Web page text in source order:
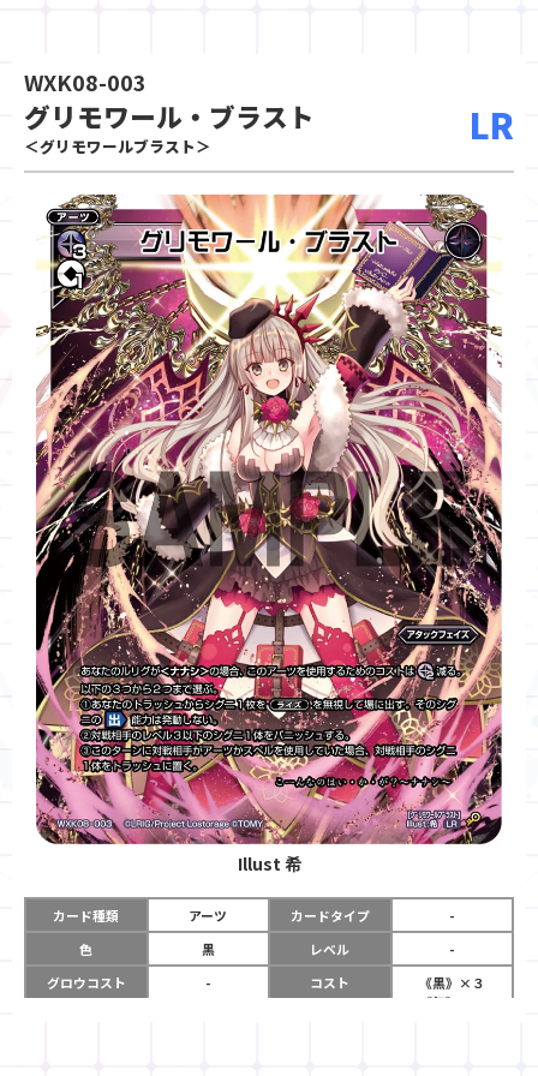
WXK08-003
グリモワール・ブラスト
＜グリモワールブラスト＞ LR
Illust希
カード種類 アーツ カードタイプ
-
色
黒 レベル
-
グロウコスト
- コスト
《黒》×３
《無》×１